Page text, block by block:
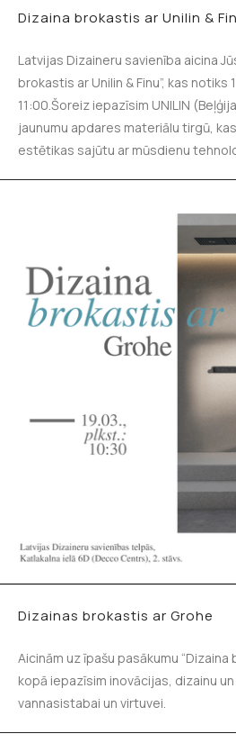
Dizaina brokastis ar Unilin &
Latvijas Dizaineru savienība aicina
brokastis ar Unilin & Finu”, kas notiks
11:00.Šoreiz iepazīsim UNILIN
jaunumu apdares materiālu tirgū,
estētikas sajūtu ar mūsdienu
Dizainas brokastis ar Grohe
Aicinām uz īpašu pasākumu “Dizaina
kopā iepazīsim inovācijas, dizainu
vannasistabai un virtuvei.